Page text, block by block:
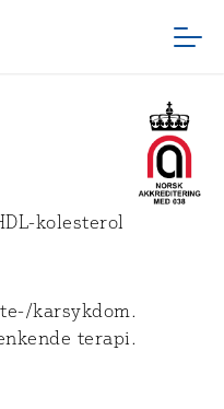
Meny
kolesterol
karsykdom.
terapi.